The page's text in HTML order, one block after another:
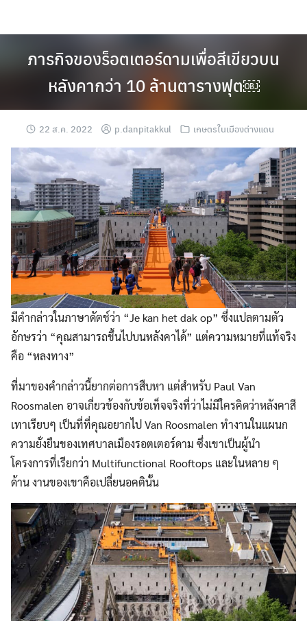
ภารกิจของร็อตเตอร์ดามเพื่อสีเขียวบน
หลังคากว่า 10 ล้านตารางฟุต￼
22 ส.ค. 2022 p.danpitakkul เกษตรในเมืองต่างแดน
มีคำกล่าวในภาษาดัตช์ว่า “Je kan het dak op” ซึ่งแปลตามตัว
อักษรว่า “คุณสามารถขึ้นไปบนหลังคาได้” แต่ความหมายที่แท้จริง
คือ “หลงทาง”
ที่มาของคำกล่าวนี้ยากต่อการสืบหา แต่สำหรับ Paul Van
Roosmalen อาจเกี่ยวข้องกับข้อเท็จจริงที่ว่าไม่มีใครคิดว่าหลังคาสี
เทาเรียบๆ เป็นที่ที่คุณอยากไป Van Roosmalen ทำงานในแผนก
ความยั่งยืนของเทศบาลเมืองรอตเตอร์ดาม ซึ่งเขาเป็นผู้นำ
โครงการที่เรียกว่า Multifunctional Rooftops และในหลาย ๆ
ด้าน งานของเขาคือเปลี่ยนอคตินั้น